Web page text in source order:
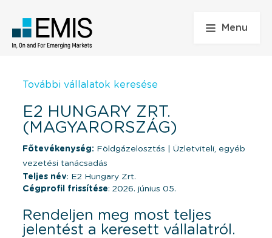
Menu
További vállalatok keresése
E2 HUNGARY ZRT.
(MAGYARORSZÁG)
Főtevékenység: Földgázelosztás
Üzletviteli, egyéb
vezetési tanácsadás
Teljes név: E2 Hungary Zrt.
Cégprofil frissítése: 2026. június 05.
Rendeljen meg most teljes
jelentést a keresett vállalatról.